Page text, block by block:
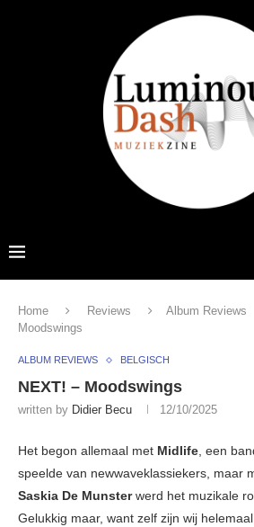
Home Reviews Album Reviews
Moodswings
ALBUM REVIEWS BELGISCH
NEXT! – Moodswings
written by Didier Becu 12/10/2025
Het begon allemaal met Midlife, een
speelde van newwaveklassiekers, maar
Saskia De Munsterwerd het muzikale
Gelukkig maar, want zelf zijn wij